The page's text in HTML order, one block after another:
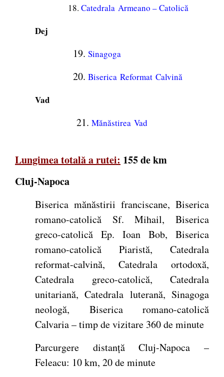
18. Catedrala Armeano – Catolică
Dej
19. Sinagoga
20. Biserica Reformat Calvină
Vad
21. Mănăstirea Vad
Lungimea totală a rutei: 155 de km
Cluj-Napoca
Biserica mănăstirii franciscane, Biserica
romano-catolică Sf. Mihail, Biserica
greco-catolică Ep. Ioan Bob, Biserica
romano-catolică Piaristă, Catedrala
reformat-calvină, Catedrala ortodoxă,
Catedrala greco-catolică, Catedrala
unitariană, Catedrala luterană, Sinagoga
neologă, Biserica romano-catolică
Calvaria – timp de vizitare 360 de minute
Parcurgere distanță Cluj-Napoca –
Feleacu: 10 km, 20 de minute